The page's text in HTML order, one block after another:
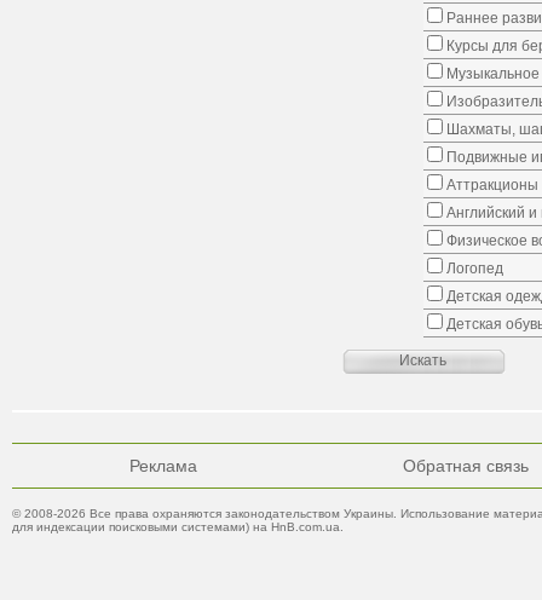
Раннее
Курсы для
Шахматы,
Подвижные
Аттракционы
Английский
Физическое
Логопед
Детская
Детская
Реклама Обратная связь
© 2008-2026 Все права охраняются законодательством Украины. Использование
для индексации поисковыми системами) на HnB.com.ua.